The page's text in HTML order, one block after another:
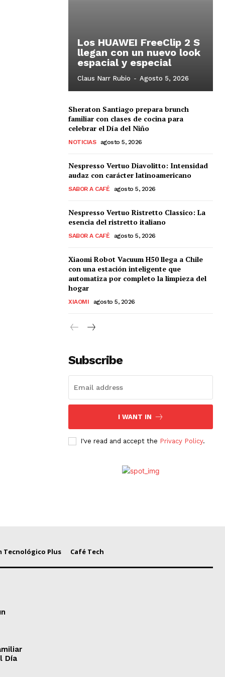
Los HUAWEI FreeClip 2 S
llegan con un nuevo look
espacial y especial
Claus Narr Rubio - Agosto 5, 2026
Sheraton Santiago prepara brunch
familiar con clases de cocina para
celebrar el Día del Niño
NOTICIAS agosto 5, 2026
Nespresso Vertuo Diavolitto: Intensidad
audaz con carácter latinoamericano
SABOR A CAFÉ agosto 5, 2026
Nespresso Vertuo Ristretto Classico: La
esencia del ristretto italiano
SABOR A CAFÉ agosto 5, 2026
Xiaomi Robot Vacuum H50 llega a Chile
con una estación inteligente que
automatiza por completo la limpieza del
hogar
XIAOMI agosto 5, 2026
Subscribe
I WANT IN
I've read and accept the Privacy Policy.
Tecnológico Plus Café Tech
Día